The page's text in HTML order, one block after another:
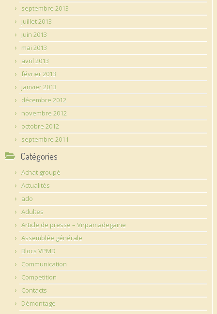
septembre 2013
juillet 2013
juin 2013
mai 2013
avril 2013
février 2013
janvier 2013
décembre 2012
novembre 2012
octobre 2012
septembre 2011
Catégories
Achat groupé
Actualités
ado
Adultes
Article de presse – Virpamadegaine
Assemblée générale
Blocs VPMD
Communication
Competition
Contacts
Démontage